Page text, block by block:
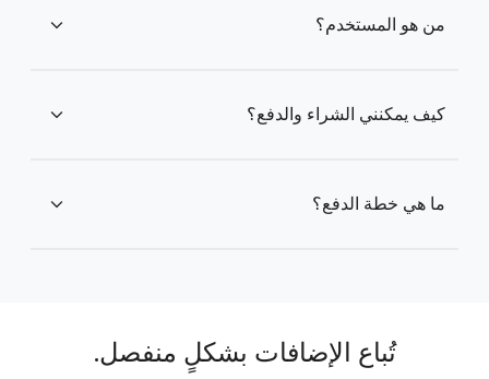
من هو المستخدم؟ expand_more
كيف يمكنني الشراء والدفع؟ expand_more
ما هي خطة الدفع؟ expand_more
تُباع الإضافات بشكلٍ منفصل.